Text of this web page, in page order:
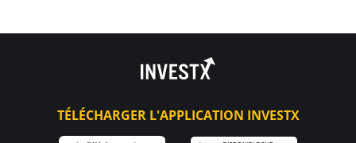
TÉLÉCHARGER L'APPLICATION INVESTX